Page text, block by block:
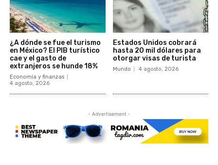
¿A dónde se fue el turismo
en México? El PIB turístico
cae y el gasto de
extranjeros se hunde 18%
Economía y finanzas
4 agosto, 2026
Estados Unidos cobrará
hasta 20 mil dólares para
otorgar visas de turista
Mundo 4 agosto, 2026
- Advertisement -